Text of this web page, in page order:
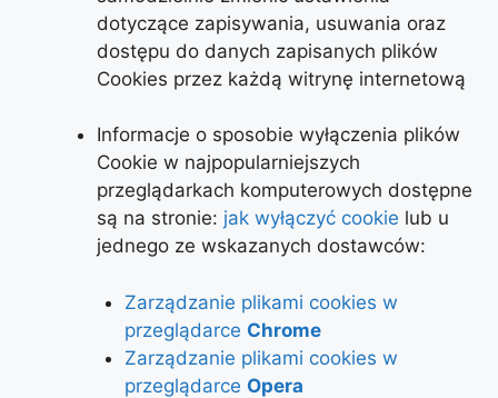
dotyczące zapisywania, usuwania oraz
dostępu do danych zapisanych plików
Cookies przez każdą witrynę internetową
Informacje o sposobie wyłączenia plików
Cookie w najpopularniejszych
przeglądarkach komputerowych dostępne
są na stronie: jak wyłączyć cookie lub u
jednego ze wskazanych dostawców:
Zarządzanie plikami cookies w
przeglądarce Chrome
Zarządzanie plikami cookies w
przeglądarce Opera